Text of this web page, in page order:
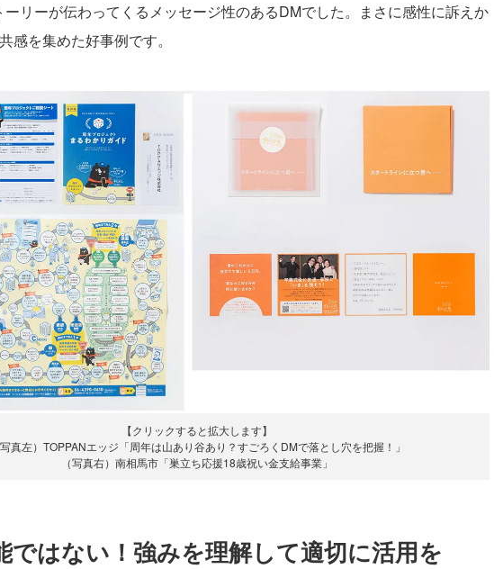
リーが伝わってくるメッセージ性のあるDMでした。まさに感性に訴えか
感を集めた好事例です。
【クリックすると拡大します】
写真左）TOPPANエッジ「周年は山あり谷あり？すごろくDMで落とし穴を把握！」
（写真右）南相馬市「巣立ち応援18歳祝い金支給事業」
ではない！強みを理解して適切に活用を